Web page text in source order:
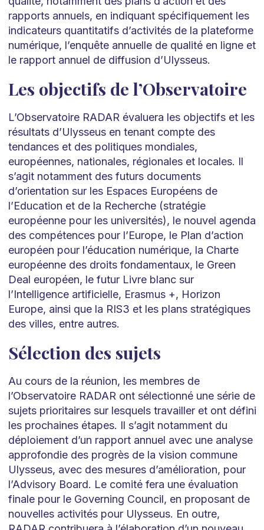
rapports annuels, en indiquant spécifiquement les
indicateurs quantitatifs d’activités de la plateforme
numérique, l’enquête annuelle de qualité en ligne et
le rapport annuel de diffusion d’Ulysseus.
Les objectifs de l’Observatoire
L’Observatoire RADAR évaluera les objectifs et les
résultats d’Ulysseus en tenant compte des
tendances et des politiques mondiales,
européennes, nationales, régionales et locales. Il
s’agit notamment des futurs documents
d’orientation sur les Espaces Européens de
l’Education et de la Recherche (stratégie
européenne pour les universités), le nouvel agenda
des compétences pour l’Europe, le Plan d’action
européen pour l’éducation numérique, la Charte
européenne des droits fondamentaux, le Green
Deal européen, le futur Livre blanc sur
l’Intelligence artificielle, Erasmus +, Horizon
Europe, ainsi que la RIS3 et les plans stratégiques
des villes, entre autres.
Sélection des sujets
Au cours de la réunion, les membres de
l’Observatoire RADAR ont sélectionné une série de
sujets prioritaires sur lesquels travailler et ont défini
les prochaines étapes. Il s’agit notamment du
déploiement d’un rapport annuel avec une analyse
approfondie des progrès de la vision commune
Ulysseus, avec des mesures d’amélioration, pour
l’Advisory Board. Le comité fera une évaluation
finale pour le Governing Council, en proposant de
nouvelles activités pour Ulysseus. En outre,